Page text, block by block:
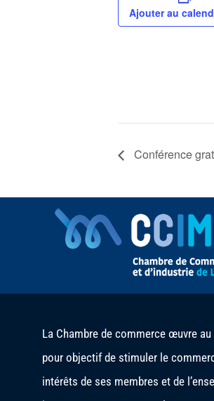
Ajouter au
Conférence
La Chambre de commerce œuvre
pour objectif de stimuler le
intérêts de ses membres et de